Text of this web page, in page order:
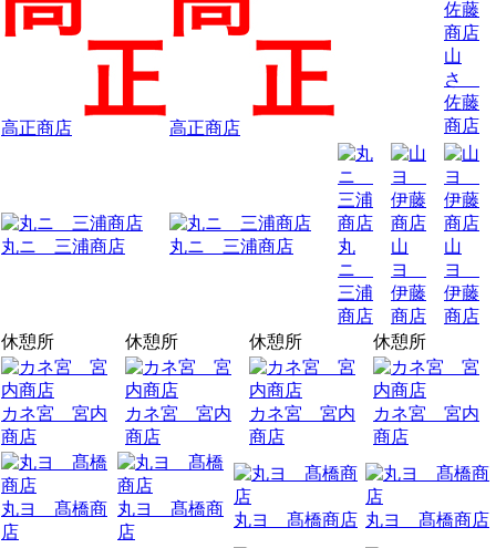
高正商店 高正商店
山
さ
佐藤
商店
丸ニ 三浦商店 丸ニ 三浦商店
丸
ニ
三浦
商店
山
ヨ
伊藤
商店
山
ヨ
伊藤
商店
休憩所
休憩所 休憩所 休憩所
カネ宮 宮内
商店
カネ宮 宮内
商店
カネ宮 宮内
商店
カネ宮 宮内
商店
丸ヨ 髙橋商
店
丸ヨ 髙橋商
店
丸ヨ 髙橋商店 丸ヨ 髙橋商店